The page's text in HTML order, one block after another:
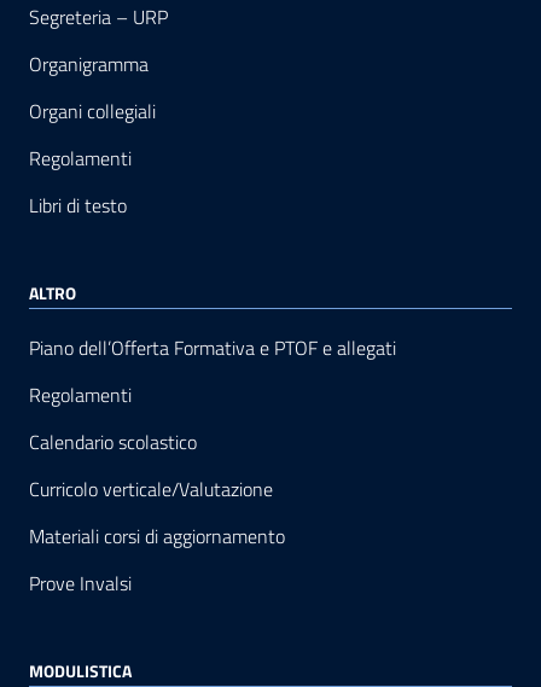
Segreteria – URP
Organigramma
Organi collegiali
Regolamenti
Libri di testo
ALTRO
Piano dell’Offerta Formativa e PTOF e allegati
Regolamenti
Calendario scolastico
Curricolo verticale/Valutazione
Materiali corsi di aggiornamento
Prove Invalsi
MODULISTICA